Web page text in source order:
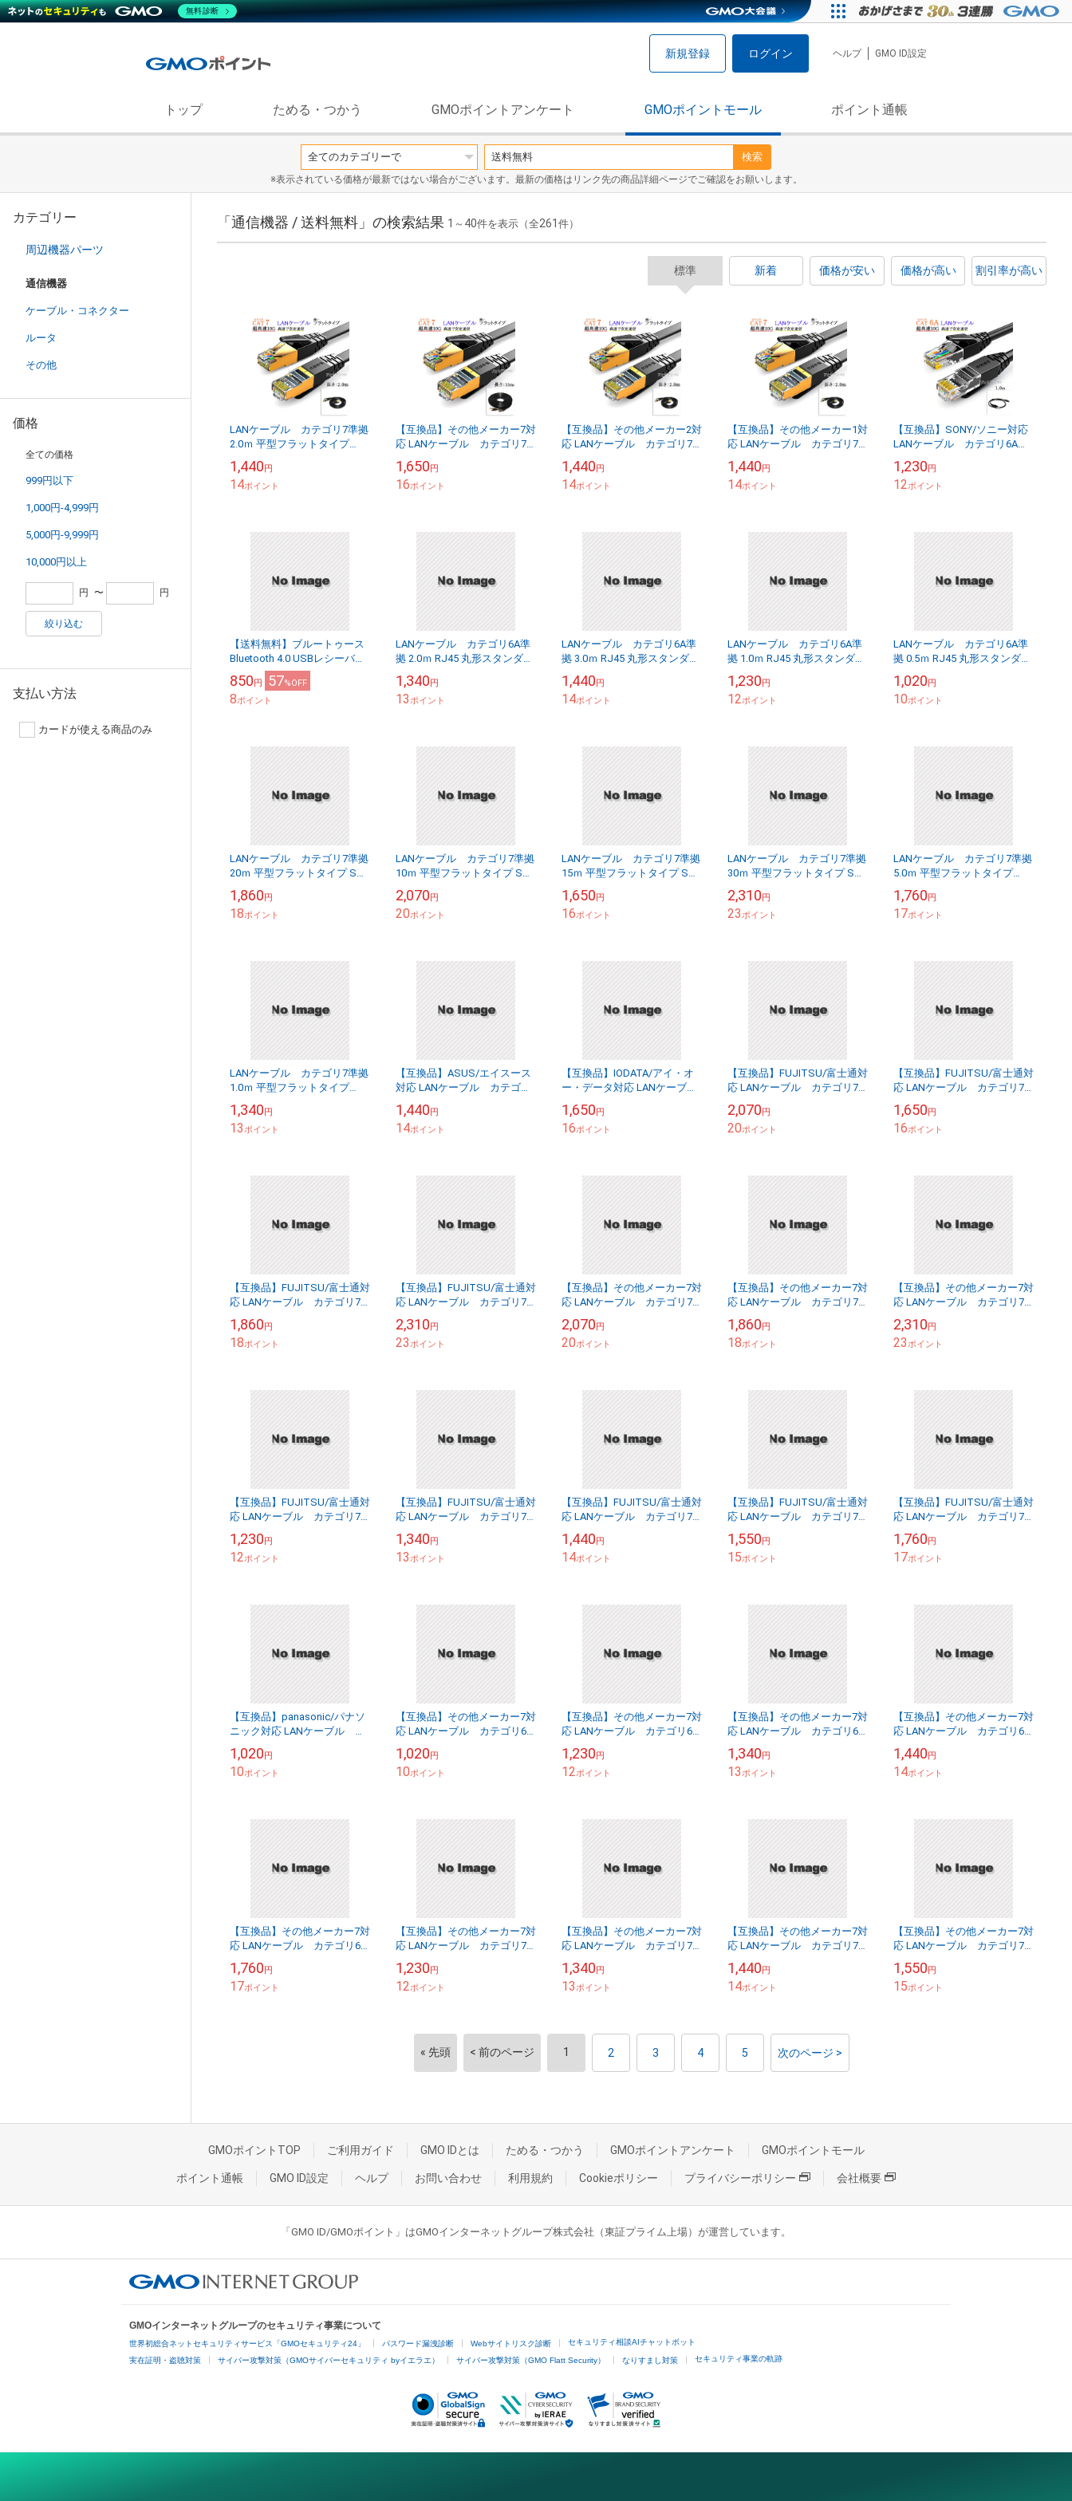
新規登録 ログイン ヘルプ GMO ID設定
トップ ためる・つかう GMOポイントアンケート GMOポイントモール ポイント通帳
検索
※表示されている価格が最新ではない場合がございます。最新の価格はリンク先の商品詳細ページでご確認をお願いします。
カテゴリー
周辺機器パーツ
通信機器
ケーブル・コネクター
ルータ
その他
価格
全ての価格
999円以下
1,000円-4,999円
5,000円-9,999円
10,000円以上
円 〜 円
絞り込む
支払い方法
カードが使える商品のみ
「通信機器 / 送料無料」の検索結果 1 ～ 40件を表示（全261 件）
標準 新着 価格が安い 価格が高い 割引率が高い
LANケーブル カテゴリ7準拠
2.0ｍ 平型フラットタイプ
送料無料【メール便の場合】
1,440円
14ポイント
【互換品】その他メーカー7対
応 LANケーブル カテゴリ7
1,650円
16ポイント
【互換品】その他メーカー2対
応 LANケーブル カテゴリ7
1,440円
14ポイント
【互換品】その他メーカー1対
応 LANケーブル カテゴリ7
1,440円
14ポイント
【互換品】SONY/ソニー対応
LANケーブル カテゴリ6A準
1,230円
12ポイント
【送料無料】ブルートゥース
Bluetooth 4.0 USBレシーバー
アダプタ
850円 57%OFF
8ポイント
LANケーブル カテゴリ6A準
拠 2.0ｍ RJ45 丸形スタンダー
料【メール便の場合】
1,340円
13ポイント
LANケーブル カテゴリ6A準
拠 3.0ｍ RJ45 丸形スタンダー
料【メール便の場合】
1,440円
14ポイント
LANケーブル カテゴリ6A準
拠 1.0ｍ RJ45 丸形スタンダー
料【メール便の場合】
1,230円
12ポイント
LANケーブル カテゴリ6A準
拠 0.5ｍ RJ45 丸形スタンダー
料【メール便の場合】
1,020円
10ポイント
LANケーブル カテゴリ7準拠
20ｍ 平型フラットタイプ STP
無料【メール便の場合】
1,860円
18ポイント
LANケーブル カテゴリ7準拠
10ｍ 平型フラットタイプ STP
無料【メール便の場合】
2,070円
20ポイント
LANケーブル カテゴリ7準拠
15ｍ 平型フラットタイプ STP
無料【メール便の場合】
1,650円
16ポイント
LANケーブル カテゴリ7準拠
30ｍ 平型フラットタイプ STP
無料【メール便の場合】
2,310円
23ポイント
LANケーブル カテゴリ7準拠
5.0ｍ 平型フラットタイプ
送料無料【メール便の場合】
1,760円
17ポイント
LANケーブル カテゴリ7準拠
1.0ｍ 平型フラットタイプ
送料無料【メール便の場合】
1,340円
13ポイント
【互換品】ASUS/エイスース
対応 LANケーブル カテゴリ
1,440円
14ポイント
【互換品】IODATA/アイ・オ
ー・データ対応 LANケーブ
フラットタイプ STPシールド
R...
1,650円
16ポイント
【互換品】FUJITSU/富士通対
応 LANケーブル カテゴリ7
2,070円
20ポイント
【互換品】FUJITSU/富士通対
応 LANケーブル カテゴリ7
1,650円
16ポイント
【互換品】FUJITSU/富士通対
応 LANケーブル カテゴリ7
1,860円
18ポイント
【互換品】FUJITSU/富士通対
応 LANケーブル カテゴリ7
2,310円
23ポイント
【互換品】その他メーカー7対
応 LANケーブル カテゴリ7
2,070円
20ポイント
【互換品】その他メーカー7対
応 LANケーブル カテゴリ7
1,860円
18ポイント
【互換品】その他メーカー7対
応 LANケーブル カテゴリ7
2,310円
23ポイント
【互換品】FUJITSU/富士通対
応 LANケーブル カテゴリ7
1,230円
12ポイント
【互換品】FUJITSU/富士通対
応 LANケーブル カテゴリ7
1,340円
13ポイント
【互換品】FUJITSU/富士通対
応 LANケーブル カテゴリ7
1,440円
14ポイント
【互換品】FUJITSU/富士通対
応 LANケーブル カテゴリ7
1,550円
15ポイント
【互換品】FUJITSU/富士通対
応 LANケーブル カテゴリ7
1,760円
17ポイント
【互換品】panasonic/パナソ
ニック対応 LANケーブル カ
1,020円
10ポイント
【互換品】その他メーカー7対
応 LANケーブル カテゴリ6A
1,020円
10ポイント
【互換品】その他メーカー7対
応 LANケーブル カテゴリ6A
1,230円
12ポイント
【互換品】その他メーカー7対
応 LANケーブル カテゴリ6A
1,340円
13ポイント
【互換品】その他メーカー7対
応 LANケーブル カテゴリ6A
1,440円
14ポイント
【互換品】その他メーカー7対
応 LANケーブル カテゴリ6A
1,760円
17ポイント
【互換品】その他メーカー7対
応 LANケーブル カテゴリ7
1,230円
12ポイント
【互換品】その他メーカー7対
応 LANケーブル カテゴリ7
1,340円
13ポイント
【互換品】その他メーカー7対
応 LANケーブル カテゴリ7
1,440円
14ポイント
【互換品】その他メーカー7対
応 LANケーブル カテゴリ7
1,550円
15ポイント
« 先頭 < 前のページ 1 2 3 4 5 次のページ >
GMOポイントTOP ご利用ガイド GMO IDとは ためる・つかう GMOポイントアンケート GMOポイントモール
ポイント通帳 GMO ID設定 ヘルプ お問い合わせ 利用規約 Cookieポリシー プライバシーポリシー 会社概要
「GMO ID/GMOポイント」はGMOインターネットグループ株式会社（東証プライム上場）が運営しています。
GMOインターネットグループのセキュリティ事業について
世界初総合ネットセキュリティサービス「GMOセキュリティ24」 パスワード漏洩診断 Webサイトリスク診断 セキュリティ相談AIチャットボット
実在証明・盗聴対策 サイバー攻撃対策（GMOサイバーセキュリティ byイエラエ） サイバー攻撃対策（GMO Flatt Security） なりすまし対策 セキュリティ事業の軌跡
無料診断